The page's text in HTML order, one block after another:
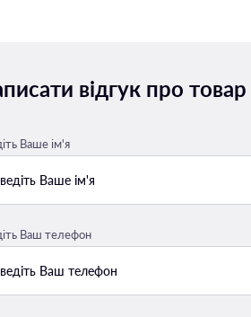
відгук про товар
Ваше ім'я
Ваш телефон